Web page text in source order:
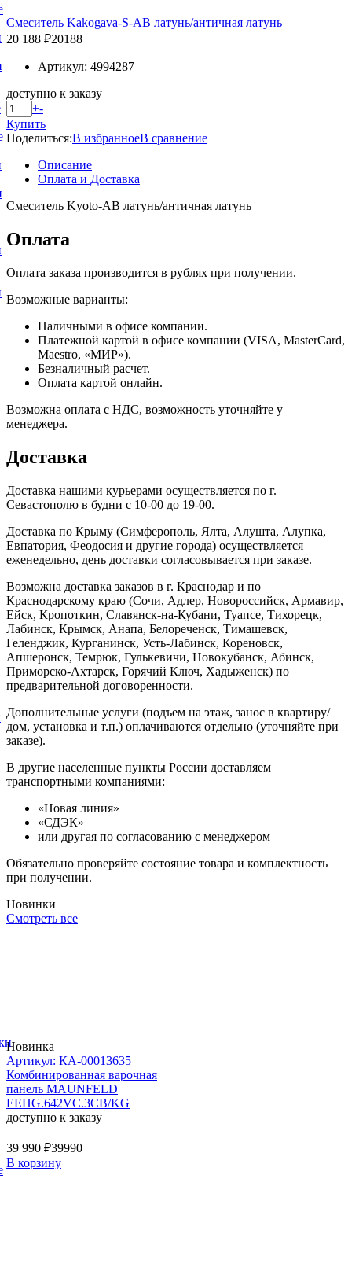
Смеситель Kakogava-S-AB латунь/античная латунь
20 188 ₽20188
Артикул: 4994287
доступно к заказу
+-
Купить
Поделиться:В избранноеВ сравнение
Описание
Оплата и Доставка
Смеситель Kyoto-AB латунь/античная латунь
Оплата
Оплата заказа производится в рублях при получении.
Возможные варианты:
Наличными в офисе компании.
Платежной картой в офисе компании (VISA, MasterCard,
Maestro, «МИР»).
Безналичный расчет.
Оплата картой онлайн.
Возможна оплата с НДС, возможность уточняйте у
менеджера.
Доставка
Доставка нашими курьерами осуществляется по г.
Севастополю в будни с 10-00 до 19-00.
Доставка по Крыму (Симферополь, Ялта, Алушта, Алупка,
Евпатория, Феодосия и другие города) осуществляется
еженедельно, день доставки согласовывается при заказе.
Возможна доставка заказов в г. Краснодар и по
Краснодарскому краю (Сочи, Адлер, Новороссийск, Армавир,
Ейск, Кропоткин, Славянск-на-Кубани, Туапсе, Тихорецк,
Лабинск, Крымск, Анапа, Белореченск, Тимашевск,
Геленджик, Курганинск, Усть-Лабинск, Кореновск,
Апшеронск, Темрюк, Гулькевичи, Новокубанск, Абинск,
Приморско-Ахтарск, Горячий Ключ, Хадыженск) по
предварительной договоренности.
Дополнительные услуги (подъем на этаж, занос в квартиру/
дом, установка и т.п.) оплачиваются отдельно (уточняйте при
заказе).
В другие населенные пункты России доставляем
транспортными компаниями:
«Новая линия»
«СДЭК»
или другая по согласованию с менеджером
Обязательно проверяйте состояние товара и комплектность
при получении.
Новинки
Смотреть все
Новинка
Артикул: КА-00013635
Комбинированная варочная
панель MAUNFELD
EEHG.642VC.3CB/KG
доступно к заказу
39 990 ₽39990
В корзину